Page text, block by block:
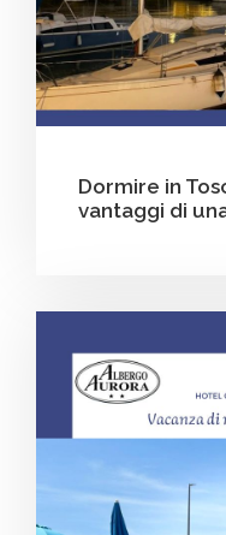
Dormire in
vantaggi di